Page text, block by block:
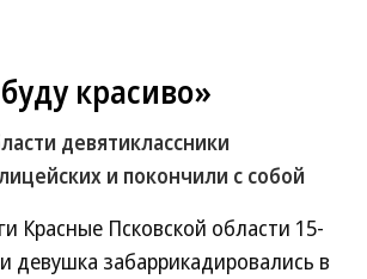
красиво»
девятиклассники
и покончили с собой
Красные Псковской области 15-
девушка забаррикадировались в